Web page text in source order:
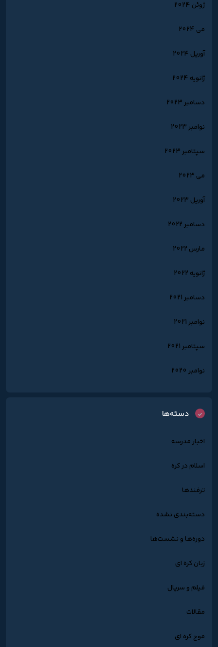
ژوئن 2024
می 2024
آوریل 2024
ژانویه 2024
دسامبر 2023
نوامبر 2023
سپتامبر 2023
می 2023
آوریل 2023
دسامبر 2022
مارس 2022
ژانویه 2022
دسامبر 2021
نوامبر 2021
سپتامبر 2021
نوامبر 2020
دسته‌ها
اخبار مدرسه
اسلام در کره
ترفندها
دسته‌بندی نشده
دوره‌ها و نشست‌ها
زبان کره ای
فیلم و سریال
مقالات
موج کره ای